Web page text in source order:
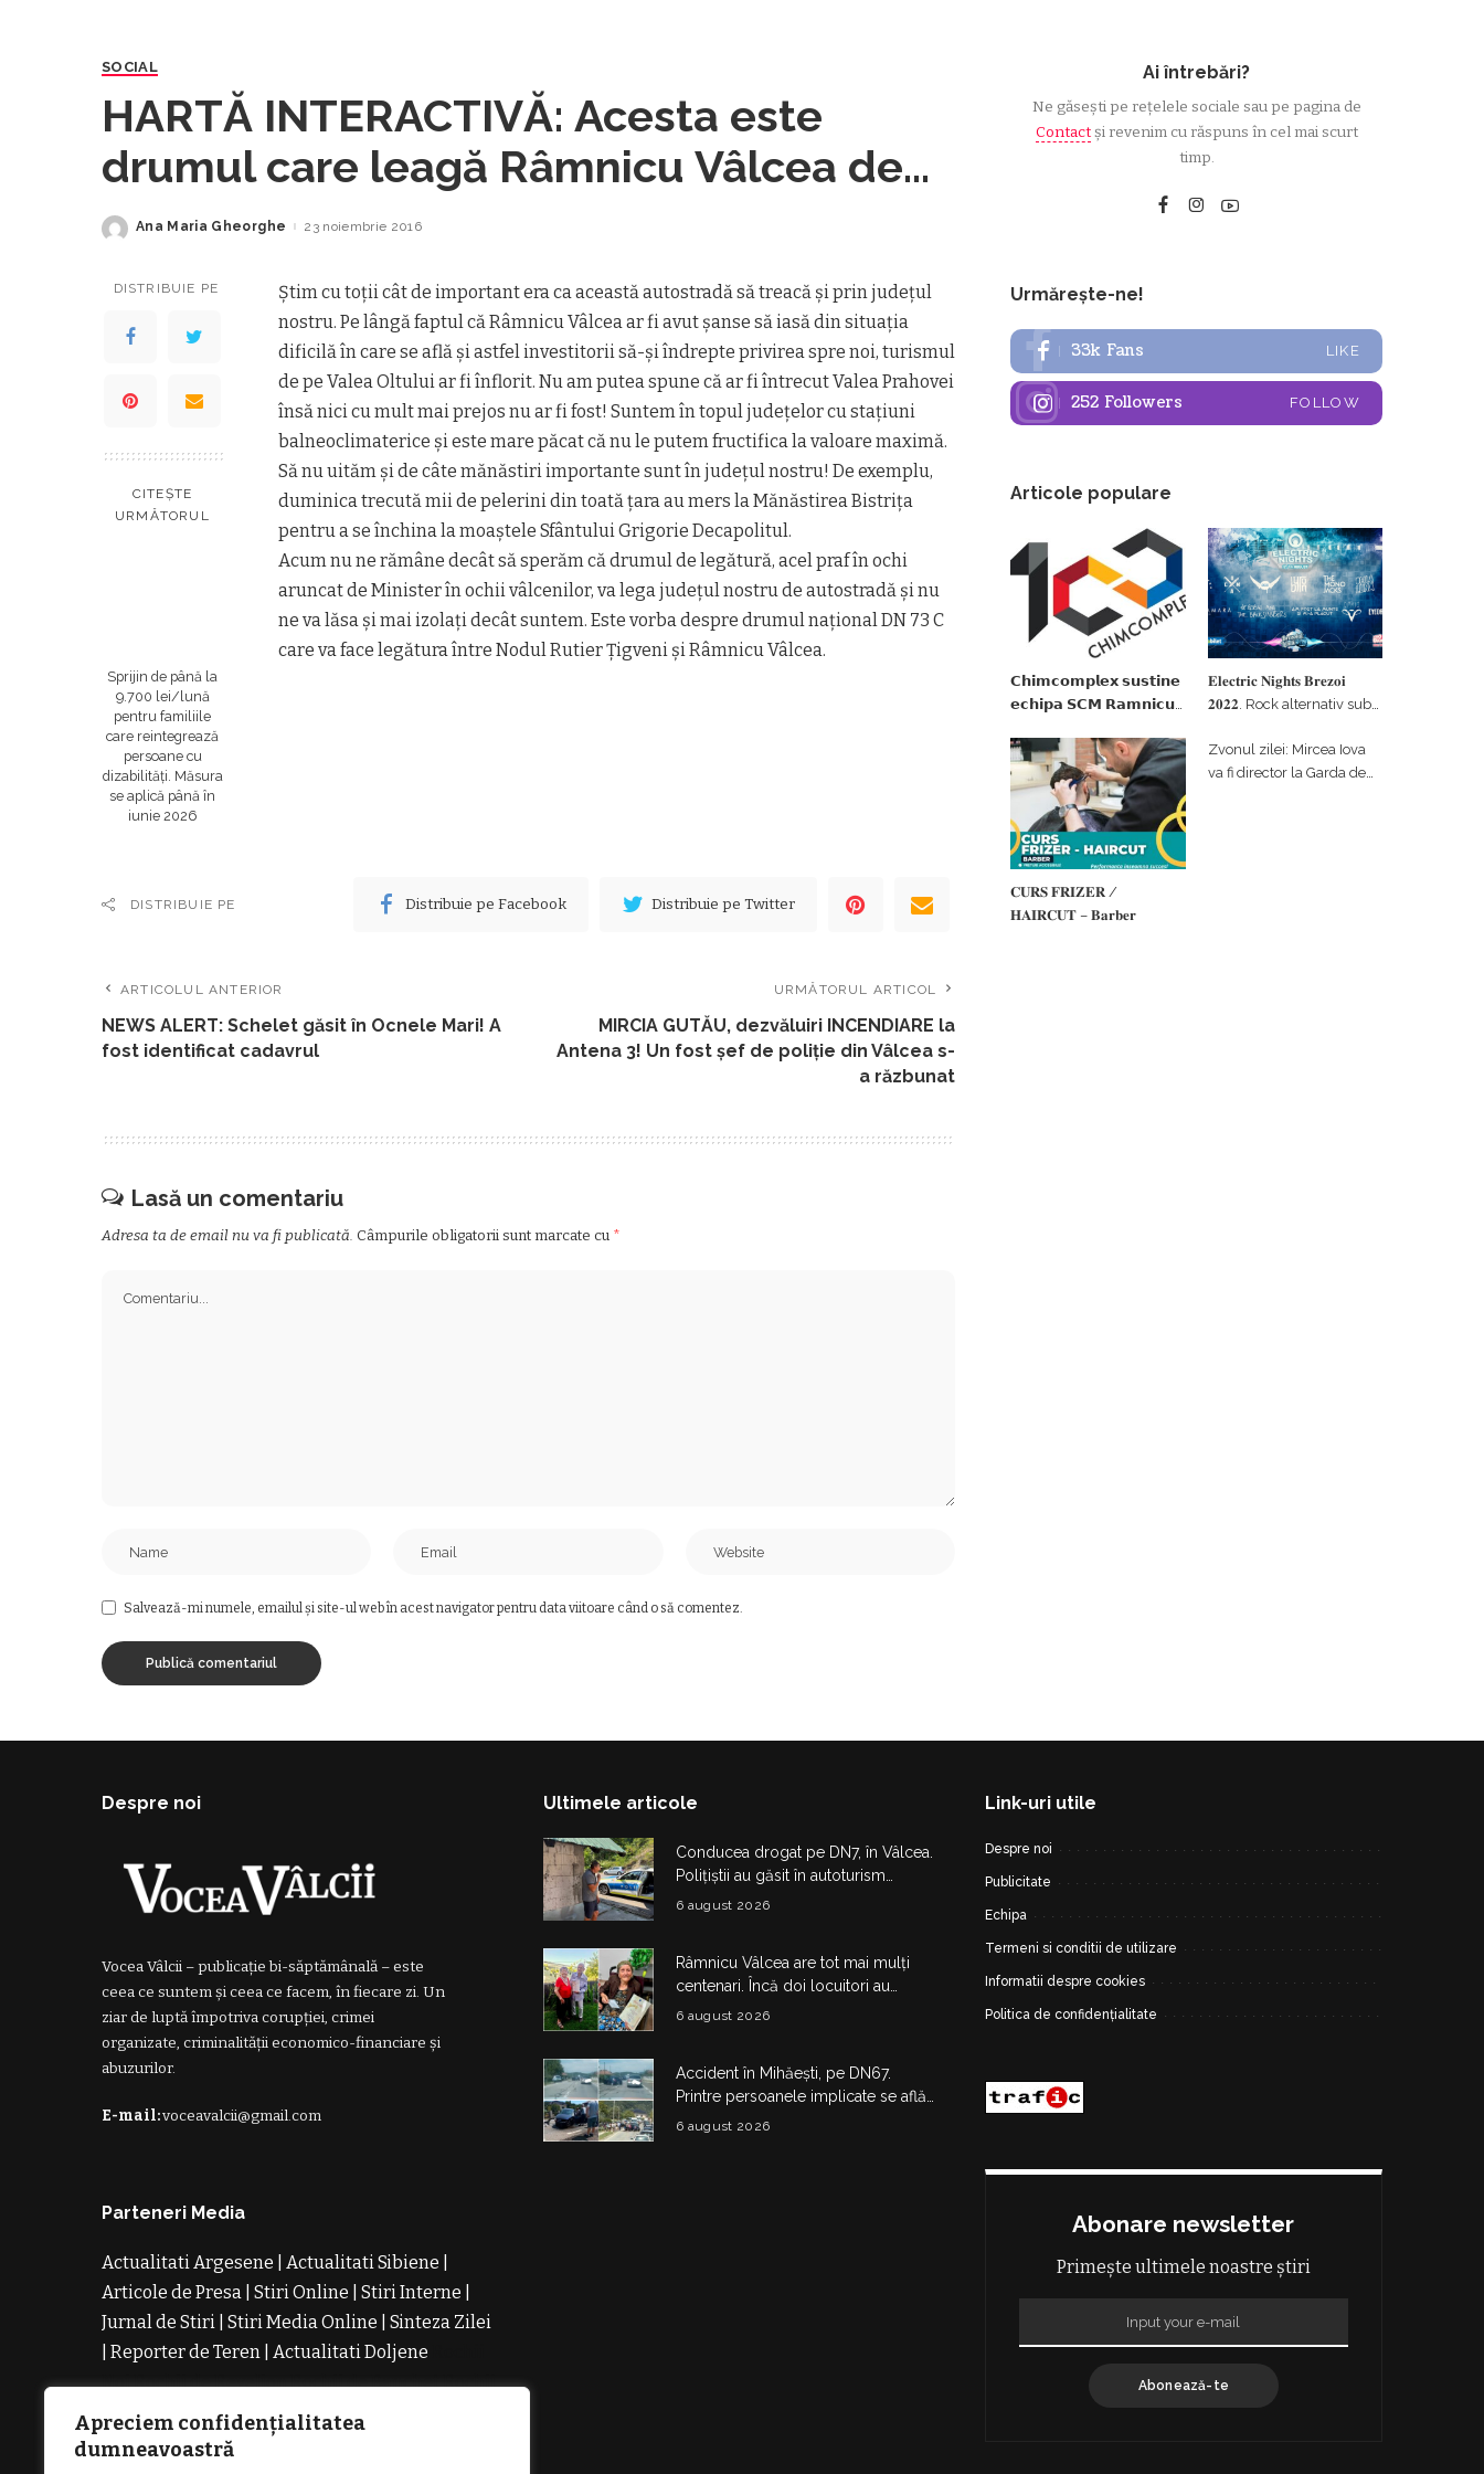
Apreciem confidențialitatea
dumneavoastră
SOCIAL
HARTĂ INTERACTIVĂ: Acesta este
drumul care leagă Râmnicu Vâlcea de
autostrada Piteşti-Sibiu
Posted
Ana Maria Gheorghe 23 noiembrie 2016
DISTRIBUIE PE
CITEȘTE
URMĂTORUL
Sprijin de până la
9.700 lei/lună
pentru familiile
care reintegrează
persoane cu
dizabilități. Măsura
se aplică până în
iunie 2026
Ştim cu toţii cât de important era ca această autostradă să treacă şi prin judeţul
nostru. Pe lângă faptul că Râmnicu Vâlcea ar fi avut şanse să iasă din situaţia
dificilă în care se află şi astfel investitorii să-şi îndrepte privirea spre noi, turismul
de pe Valea Oltului ar fi înflorit. Nu am putea spune că ar fi întrecut Valea Prahovei
însă nici cu mult mai prejos nu ar fi fost! Suntem în topul judeţelor cu staţiuni
balneoclimaterice şi este mare păcat că nu le putem fructifica la valoare maximă.
Să nu uităm şi de câte mănăstiri importante sunt în judeţul nostru! De exemplu,
duminica trecută mii de pelerini din toată ţara au mers la Mănăstirea Bistriţa
pentru a se închina la moaştele Sfântului Grigorie Decapolitul.
Acum nu ne rămâne decât să sperăm că drumul de legătură, acel praf în ochi
aruncat de Minister în ochii vâlcenilor, va lega judeţul nostru de autostradă şi nu
ne va lăsa şi mai izolaţi decât suntem. Este vorba despre drumul naţional DN 73 C
care va face legătura între Nodul Rutier Ţigveni şi Râmnicu Vâlcea.
DISTRIBUIE PE Distribuie pe Facebook Distribuie pe Twitter
ARTICOLUL ANTERIOR
NEWS ALERT: Schelet găsit în Ocnele Mari! A
fost identificat cadavrul
URMĂTORUL ARTICOL
MIRCIA GUTĂU, dezvăluiri INCENDIARE la
Antena 3! Un fost șef de poliție din Vâlcea s-
a răzbunat
Lasă un comentariu
Adresa ta de email nu va fi publicată. Câmpurile obligatorii sunt marcate cu *
Salvează-mi numele, emailul și site-ul web în acest navigator pentru data viitoare când o să comentez.
Ai întrebări?
Ne găsești pe rețelele sociale sau pe pagina de
Contactși revenim cu răspuns în cel mai scurt
timp.
Urmărește-ne!
33k Fans LIKE
252 Followers FOLLOW
Articole populare
𝗖𝗵𝗶𝗺𝗰𝗼𝗺𝗽𝗹𝗲𝘅 𝘀𝘂𝘀𝘁𝗶𝗻𝗲
𝗲𝗰𝗵𝗶𝗽𝗮 𝗦𝗖𝗠 𝗥𝗮𝗺𝗻𝗶𝗰𝘂
𝗽𝗮𝗿𝘁𝗲𝗻𝗲𝗿 𝗳𝗶𝗻𝗮𝗻𝘁𝗮𝘁𝗼𝗿
𝐄𝐥𝐞𝐜𝐭𝐫𝐢𝐜 𝐍𝐢𝐠𝐡𝐭𝐬 𝐁𝐫𝐞𝐳𝐨𝐢
𝟐𝟎𝟐𝟐. Rock alternativ sub
#𝐁𝐫𝐞𝐳𝐨𝐢𝐮𝐥𝐋𝐮𝐦𝐢𝐢
𝐂𝐔𝐑𝐒 𝐅𝐑𝐈𝐙𝐄𝐑 /
𝐇𝐀𝐈𝐑𝐂𝐔𝐓 – 𝐁𝐚𝐫𝐛𝐞𝐫
Zvonul zilei: Mircea Iova
va fi director la Garda de
Despre noi
Vocea Vâlcii – publicație bi-săptămânală – este
ceea ce suntem și ceea ce facem, în fiecare zi. Un
ziar de luptă împotriva corupției, crimei
organizate, criminalității economico-financiare și
abuzurilor.
E-mail:voceavalcii@gmail.com
Parteneri Media
Actualitati Argesene Actualitati Sibiene
Articole de Presa
Stiri Online Stiri Interne
Jurnal de Stiri
Stiri Media Online
Sinteza Zilei
Reporter de Teren Actualitati Doljene
NoiRochii de RevelionRochii de BanchetRochii
de Cununie
Magazin de Rochii
Comanda Rochii de Seara
Ultimele articole
Conducea drogat pe DN7, în Vâlcea.
Polițiștii au găsit în autoturism
obiecte și substanțe suspecte
6 august 2026
Râmnicu Vâlcea are tot mai mulți
centenari. Încă doi locuitori au
împlinit 100 de ani în doar câteva zile
6 august 2026
Accident în Mihăești, pe DN67.
Printre persoanele implicate se află
și doi copii
6 august 2026
Link-uri utile
Despre noi
Publicitate
Echipa
Termeni si conditii de utilizare
Informatii despre cookies
Politica de confidențialitate
Abonare newsletter
Primește ultimele noastre știri
Abonează-te